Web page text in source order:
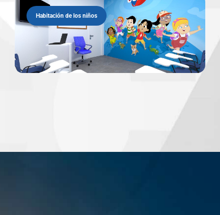
Habitación de los niños